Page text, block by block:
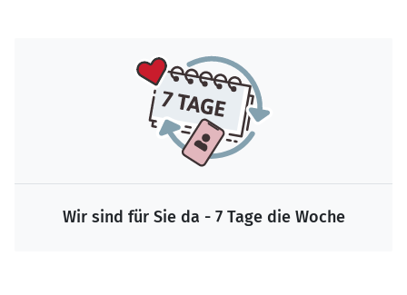
Wir sind für Sie da - 7 Tage die Woche